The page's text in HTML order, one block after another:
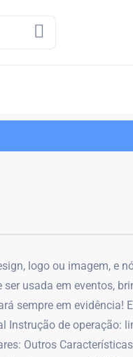
logo ou imagem, e
usada em eventos,
sempre em evidência!
Instrução de operação:
Outros